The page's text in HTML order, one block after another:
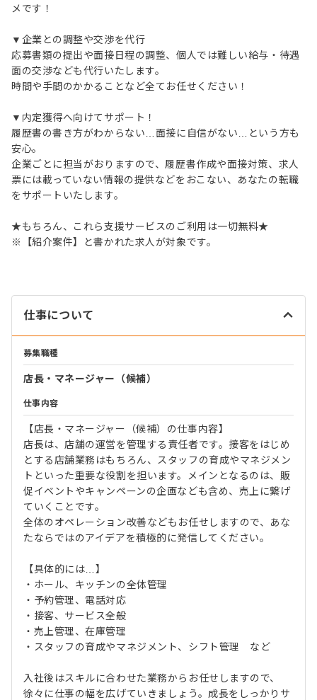
メです！
▼企業との調整や交渉を代行
応募書類の提出や面接日程の調整、個人では難しい給与・待遇
面の交渉なども代行いたします。
時間や手間のかかることなど全てお任せください！
▼内定獲得へ向けてサポート！
履歴書の書き方がわからない…面接に自信がない…という方も
安心。
企業ごとに担当がおりますので、履歴書作成や面接対策、求人
票には載っていない情報の提供などをおこない、あなたの転職
をサポートいたします。
★もちろん、これら支援サービスのご利用は一切無料★
※【紹介案件】と書かれた求人が対象です。
仕事について
募集職種
店長・マネージャー（候補）
仕事内容
【店長・マネージャー（候補）の仕事内容】
店長は、店舗の運営を管理する責任者です。接客をはじめ
とする店舗業務はもちろん、スタッフの育成やマネジメン
トといった重要な役割を担います。メインとなるのは、販
促イベントやキャンペーンの企画なども含め、売上に繋げ
ていくことです。
全体のオペレーション改善などもお任せしますので、あな
たならではのアイデアを積極的に発信してください。
【具体的には…】
・ホール、キッチンの全体管理
・予約管理、電話対応
・接客、サービス全般
・売上管理、在庫管理
・スタッフの育成やマネジメント、シフト管理 など
入社後はスキルに合わせた業務からお任せしますので、
徐々に仕事の幅を広げていきましょう。成長をしっかりサ